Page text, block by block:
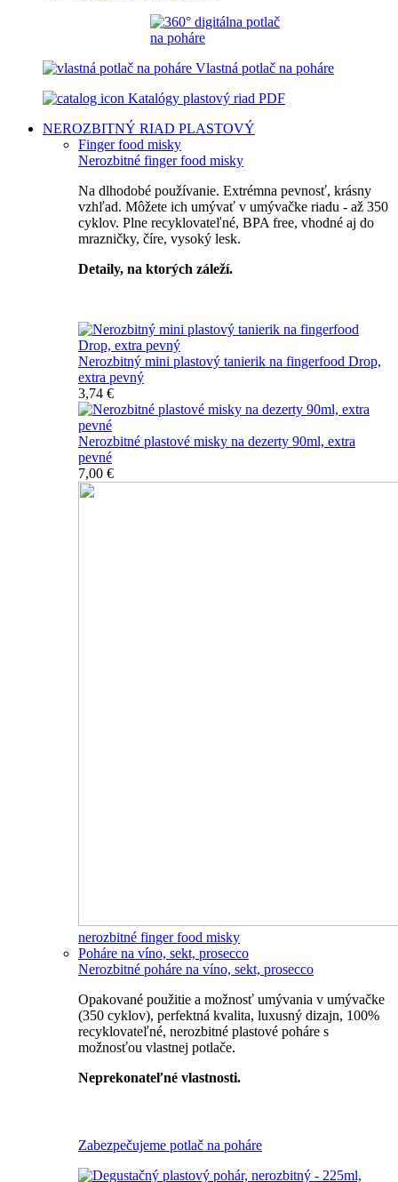
Vlastná potlač na poháre
Katalógy plastový riad PDF
NEROZBITNÝ RIAD PLASTOVÝ
Finger food misky
Nerozbitné finger food misky
Na dlhodobé používanie. Extrémna pevnosť, krásny
vzhľad. Môžete ich umývať v umývačke riadu - až 350
cyklov. Plne recyklovateľné, BPA free, vhodné aj do
mrazničky, číre, vysoký lesk.
Detaily, na ktorých záleží.
Nerozbitný mini plastový tanierik na fingerfood Drop,
extra pevný
3,74 €
Nerozbitné plastové misky na dezerty 90ml, extra
pevné
7,00 €
nerozbitné finger food misky
Poháre na víno, sekt, prosecco
Nerozbitné poháre na víno, sekt, prosecco
Opakované použitie a možnosť umývania v umývačke
(350 cyklov), perfektná kvalita, luxusný dizajn, 100%
recyklovateľné, nerozbitné plastové poháre s
možnosťou vlastnej potlače.
Neprekonateľné vlastnosti.
Zabezpečujeme potlač na poháre